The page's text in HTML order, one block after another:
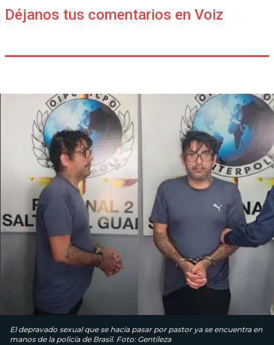
Déjanos tus comentarios en Voiz
El depravado sexual que se hacía pasar por pastor ya se encuentra en
manos de la policía de Brasil. Foto: Gentileza